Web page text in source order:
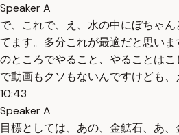
Speaker A
で、これで、え、水の中にぼちゃ
てます。多分これが最適だと思い
のところでやること、やることは
で動画もクソもないんですけども、
10:43
Speaker A
目標としては、あの、金鉱石、あ